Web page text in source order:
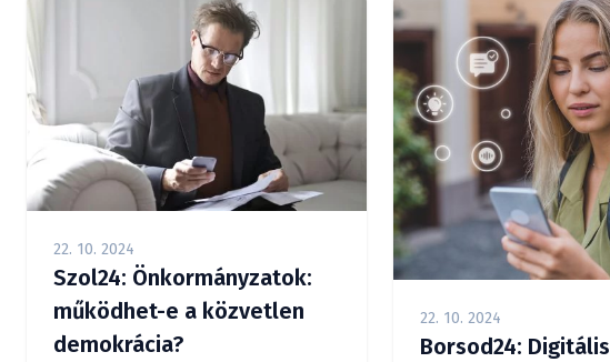
22. 10. 2024
Szol24: Önkormányzatok:
működhet-e a közvetlen
demokrácia?
22. 10. 2024
Borsod24: Digitális